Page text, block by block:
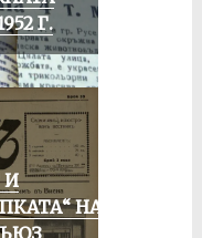
Г.
И
НА